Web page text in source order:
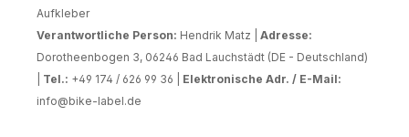
Aufkleber
Verantwortliche Person: Hendrik Matz | Adresse:
Dorotheenbogen 3, 06246 Bad Lauchstädt (DE - Deutschland)
Tel.: +49 174 / 626 99 36 | Elektronische Adr. / E-Mail:
info@bike-label.de